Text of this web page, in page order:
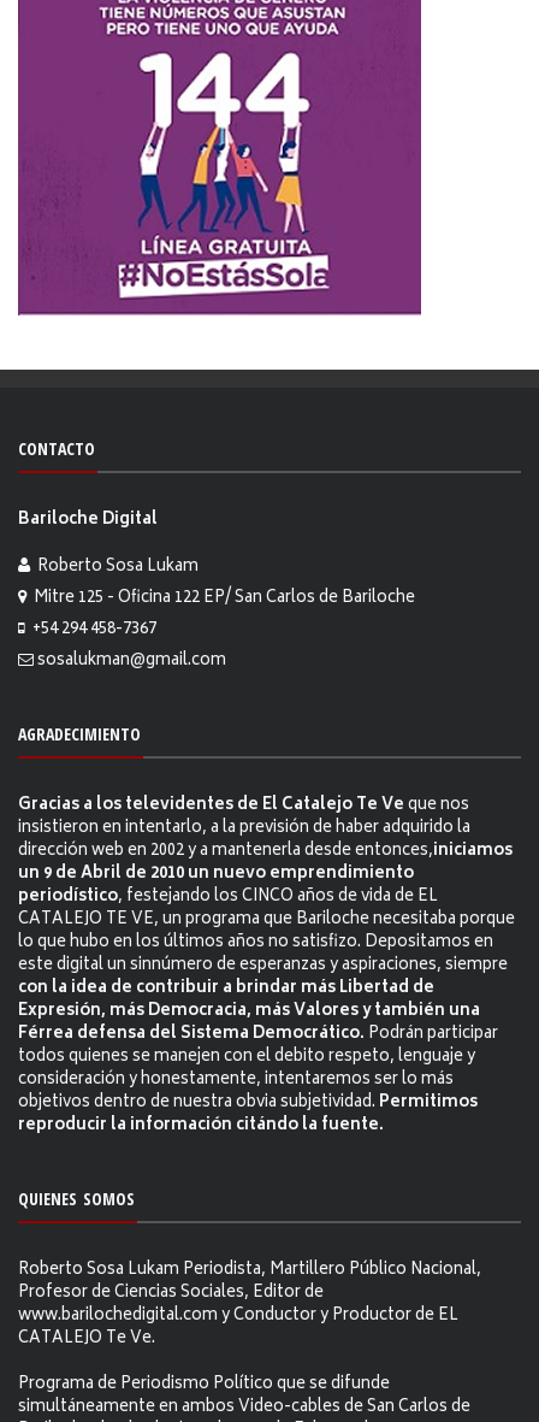
CONTACTO
Bariloche Digital
Roberto Sosa Lukam
Mitre 125 - Oficina 122 EP/ San Carlos de Bariloche
+54 294 458-7367
sosalukman@gmail.com
AGRADECIMIENTO
Gracias a los televidentes de El Catalejo Te Veque nos
insistieron en intentarlo, a la previsión de haber adquirido la
dirección web en 2002 y a mantenerla desde entonces,iniciamos
un 9 de Abril de 2010 un nuevo emprendimiento
periodístico, festejando los CINCO años de vida de EL
CATALEJO TE VE, un programa que Bariloche necesitaba porque
lo que hubo en los últimos años no satisfizo. Depositamos en
este digital un sinnúmero de esperanzas y aspiraciones, siempre
con la idea de contribuir a brindar más Libertad de
Expresión, más Democracia, más Valores y también una
Férrea defensa del Sistema Democrático. Podrán participar
todos quienes se manejen con el debito respeto, lenguaje y
consideración y honestamente, intentaremos ser lo más
objetivos dentro de nuestra obvia subjetividad. Permitimos
reproducir la información citándo la fuente.
QUIENES SOMOS
Roberto Sosa Lukam Periodista, Martillero Público Nacional,
Profesor de Ciencias Sociales, Editor de
www.barilochedigital.com y Conductor y Productor de EL
CATALEJO Te Ve.
Programa de Periodismo Político que se difunde
simultáneamente en ambos Video-cables de San Carlos de